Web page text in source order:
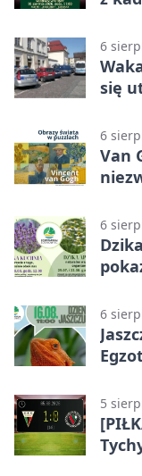
6
się
6
Van
6
6
5